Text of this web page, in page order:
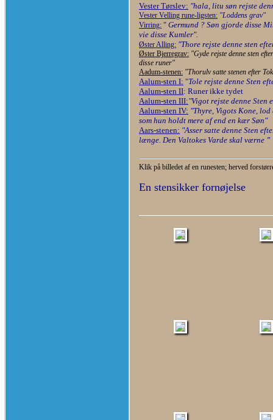
Vester Tørslev: "hala, litu søn rejste
Vester Velling rune-ligsten: "Loddens grav"
Virring: " Germund ? Søn gjorde disse
vie disse Kumler".
Øster Alling: "Thore rejste denne sten
Øster Bjerregrav: "Gyde rejste denne sten
disse runer"
Aadum-stenen: "Thorulv satte stenen efter
Aalum-sten I: "Tole rejste denne Sten
Aalum-sten II: Runer ikke tydet
Aalum-sten III:"Vigot rejste denne Sten
Aalum-sten IV: "Thyre, Vigots Kone, lod
som hun holdt mere af end en kær Søn"
Aars-stenen: "Asser satte denne Sten
længe. Den Valtokes Varde skal værne "
Klik på billedet af en runesten; herved
En stensikker fornøjelse